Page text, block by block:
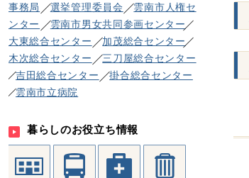
事務局
選挙管理委員会
雲南市人権セ
ンター
雲南市男女共同参画センター
大東総合センター
加茂総合センター
木次総合センター
三刀屋総合センター
吉田総合センター
掛合総合センター
雲南市立病院
暮らしのお役立ち情報